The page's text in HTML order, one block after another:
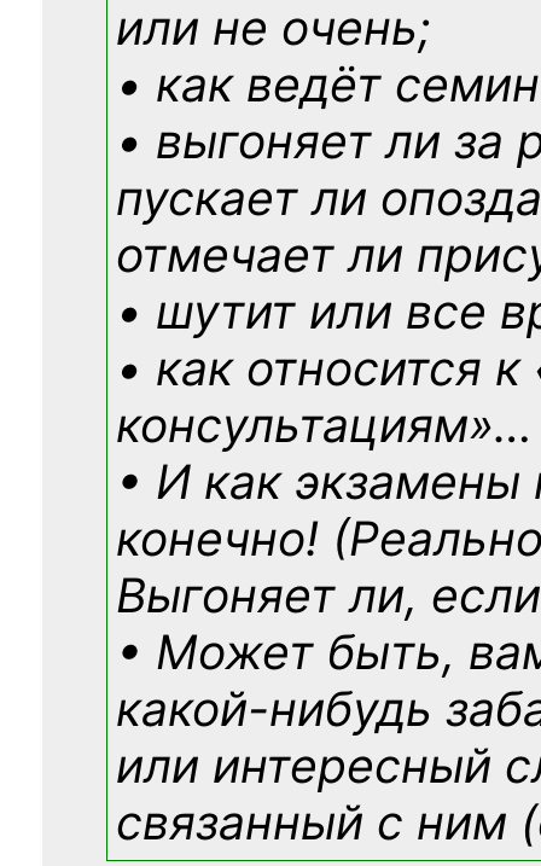
или не очень;
• как ведёт
• выгоняет ли за
пускает ли
отмечает ли
• шутит или все
• как относится
консультациям»…
• И как экзамены
конечно!
Выгоняет ли,
• Может быть,
какой-нибудь
или интересный
связанный с ним